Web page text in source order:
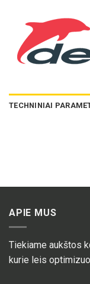
TECHNINIAI
APIE MUS
Tiekiame aukštos
kurie leis